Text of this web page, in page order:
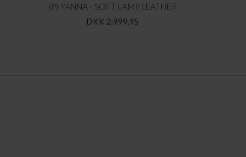
(P) YANNA - SOFT LAMP LEATHER
DKK 2.999,95